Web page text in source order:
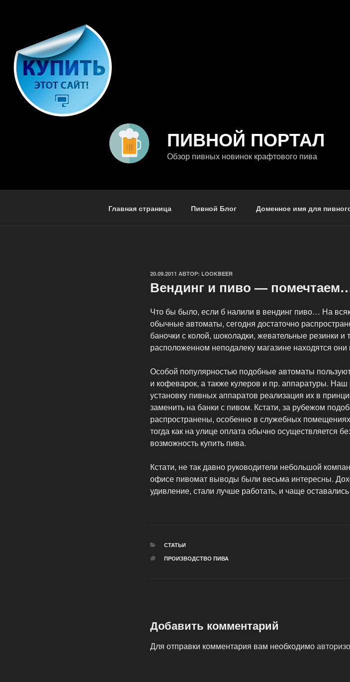
ПИВНОЙ ПОРТАЛ
Обзор пивных новинок крафтового пива
Главная страница Пивной Блог Доменное имя для
ОПУБЛИКОВАНО
20.09.2011 АВТОР: LOOKBEER
Вендинг и пиво —
Что бы было, если б налили в вендинг пиво… На
обычные автоматы, сегодня достаточно
баночки с колой, шоколадки, жевательные резинки
расположенном неподалеку магазине находятся они
Особой популярностью подобные автоматы
и кофеварок, а также кулеров и пр. аппаратуры.
установку пивных аппаратов реализация их в
заменить на банки с пивом. Кстати, за рубежом
распространены, особенно в служебных
тогда как на улице оплата обычно осуществляется
возможность купить пива.
Кстати, не так давно руководители небольшой
офисе пивомат выводы были весьма интересны.
удивление, стали лучше работать, и чаще
РУБРИКИ
СТАТЬИ
МЕТКИ
ПРОИЗВОДСТВО ПИВА
Добавить комментарий
Для отправки комментария вам необходимо